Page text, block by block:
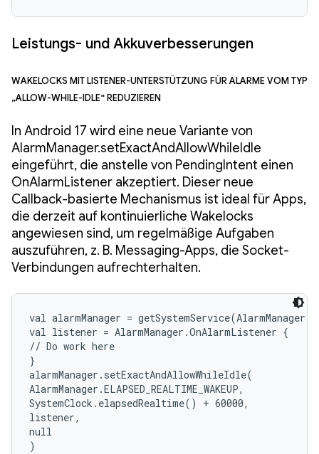
Leistungs- und Akkuverbesserungen
Wakelocks mit Listener-Unterstützung für Alarme vom Typ
„allow-while-idle“ reduzieren
In Android 17 wird eine neue Variante von
AlarmManager.setExactAndAllowWhileIdle
eingeführt, die anstelle von PendingIntent einen
OnAlarmListener akzeptiert. Dieser neue
Callback-basierte Mechanismus ist ideal für Apps,
die derzeit auf kontinuierliche Wakelocks
angewiesen sind, um regelmäßige Aufgaben
auszuführen, z. B. Messaging-Apps, die Socket-
Verbindungen aufrechterhalten.
val alarmManager =
val listener = AlarmManager.OnAlarmListener {
// Do work here
}
alarmManager.setExactAndAllowWhileIdle(
AlarmManager.ELAPSED_REALTIME_WAKEUP,
SystemClock.elapsedRealtime() + 60000,
listener,
null
)